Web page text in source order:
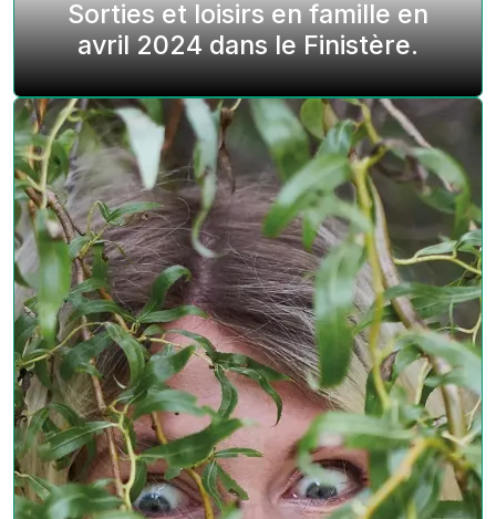
Sorties et loisirs en famille en
avril 2024 dans le Finistère.